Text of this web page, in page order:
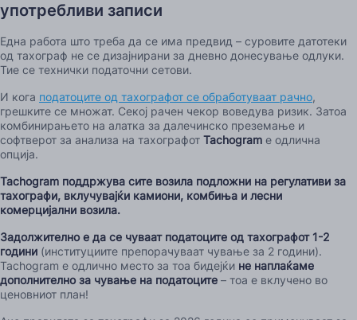
употребливи записи
Една работа што треба да се има предвид – суровите датотеки
од тахограф не се дизајнирани за дневно донесување одлуки.
Тие се технички податочни сетови.
И кога податоците од тахографот се обработуваат рачно,
грешките се множат. Секој рачен чекор воведува ризик. Затоа
комбинирањето на алатка за далечинско преземање и
софтверот за анализа на тахографот Tachogram е одлична
опција.
Tachogram поддржува сите возила подложни на регулативи за
тахографи, вклучувајќи камиони, комбиња и лесни
комерцијални возила.
Задолжително е да се чуваат податоците од тахографот 1-2
години (институциите препорачуваат чување за 2 години).
Tachogram е одлично место за тоа бидејќи не наплаќаме
дополнително за чување на податоците – тоа е вклучено во
ценовниот план!